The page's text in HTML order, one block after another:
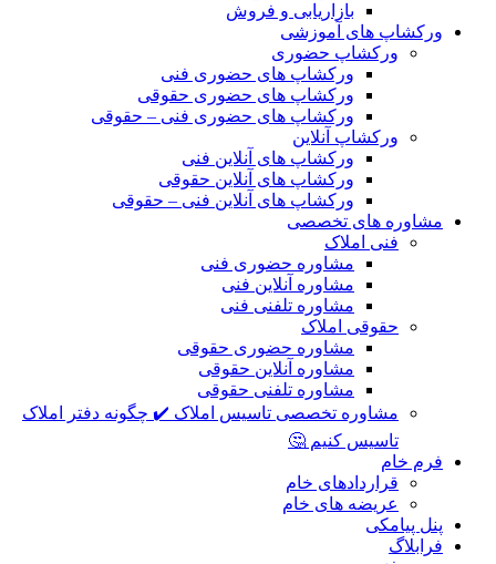
بازاریابی و فروش
ورکشاپ های آموزشی
ورکشاپ حضوری
ورکشاپ های حضوری فنی
ورکشاپ های حضوری حقوقی
ورکشاپ های حضوری فنی – حقوقی
ورکشاپ آنلاین
ورکشاپ های آنلاین فنی
ورکشاپ های آنلاین حقوقی
ورکشاپ های آنلاین فنی – حقوقی
مشاوره های تخصصی
فنی املاک
مشاوره حضوری فنی
مشاوره آنلاین فنی
مشاوره تلفنی فنی
حقوقی املاک
مشاوره حضوری حقوقی
مشاوره آنلاین حقوقی
مشاوره تلفنی حقوقی
مشاوره تخصصی تاسیس املاک ✔️ چگونه دفتر املاک
تاسیس کنیم 🤔
فرم خام
قراردادهای خام
عریضه های خام
پنل پیامکی
فرابلاگ